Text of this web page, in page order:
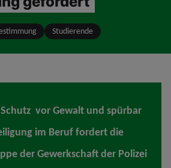
Studierende
vor Gewalt und spürbar
im Beruf fordert die
der Gewerkschaft der Polizei